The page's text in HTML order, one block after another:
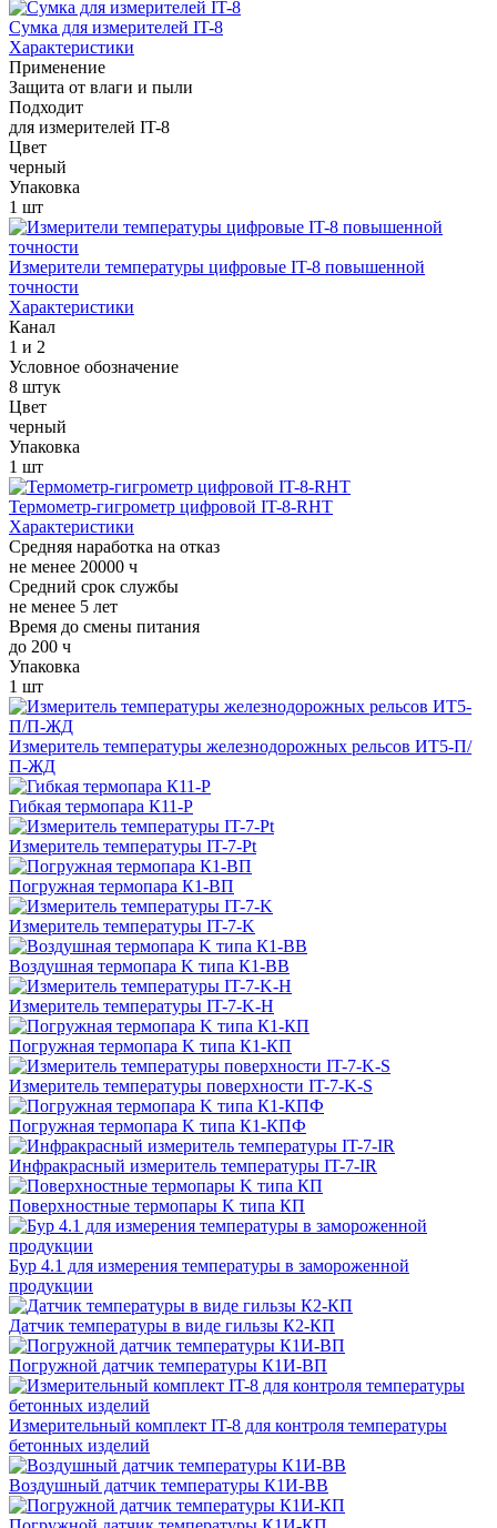
Сумка для измерителей IT-8
Характеристики
Применение
Защита от влаги и пыли
Подходит
для измерителей IT-8
Цвет
черный
Упаковка
1 шт
Измерители температуры цифровые IT-8 повышенной
точности
Характеристики
Канал
1 и 2
Условное обозначение
8 штук
Цвет
черный
Упаковка
1 шт
Термометр-гигрометр цифровой IT-8-RHT
Характеристики
Средняя наработка на отказ
не менее 20000 ч
Средний срок службы
не менее 5 лет
Время до смены питания
до 200 ч
Упаковка
1 шт
Измеритель температуры железнодорожных рельсов ИТ5-П/
П-ЖД
Гибкая термопара К11-Р
Измеритель температуры IT-7-Pt
Погружная термопара К1-ВП
Измеритель температуры IT-7-K
Воздушная термопара K типа К1-ВВ
Измеритель температуры IT-7-K-H
Погружная термопара K типа К1-КП
Измеритель температуры поверхности IT-7-K-S
Погружная термопара K типа К1-КПФ
Инфракрасный измеритель температуры IT-7-IR
Поверхностные термопары K типа КП
Бур 4.1 для измерения температуры в замороженной
продукции
Датчик температуры в виде гильзы К2-КП
Погружной датчик температуры К1И-ВП
Измерительный комплект IT-8 для контроля температуры
бетонных изделий
Воздушный датчик температуры К1И-ВВ